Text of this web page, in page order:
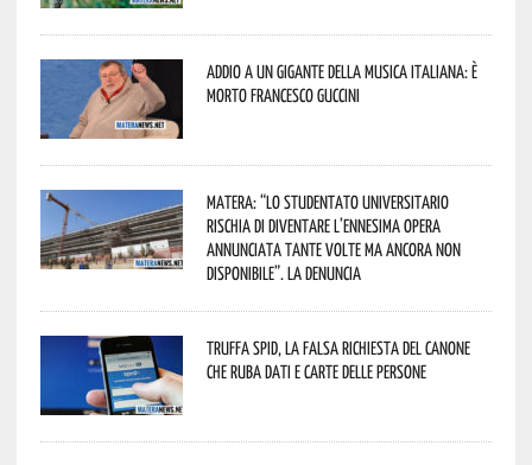
Addio a un gigante della musica italiana: è
morto Francesco Guccini
Matera: “Lo studentato universitario
rischia di diventare l’ennesima opera
annunciata tante volte ma ancora non
disponibile”. La denuncia
Truffa Spid, la falsa richiesta del canone
che ruba dati e carte delle persone